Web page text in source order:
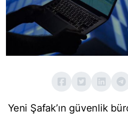
Yeni Şafak’ın güvenlik